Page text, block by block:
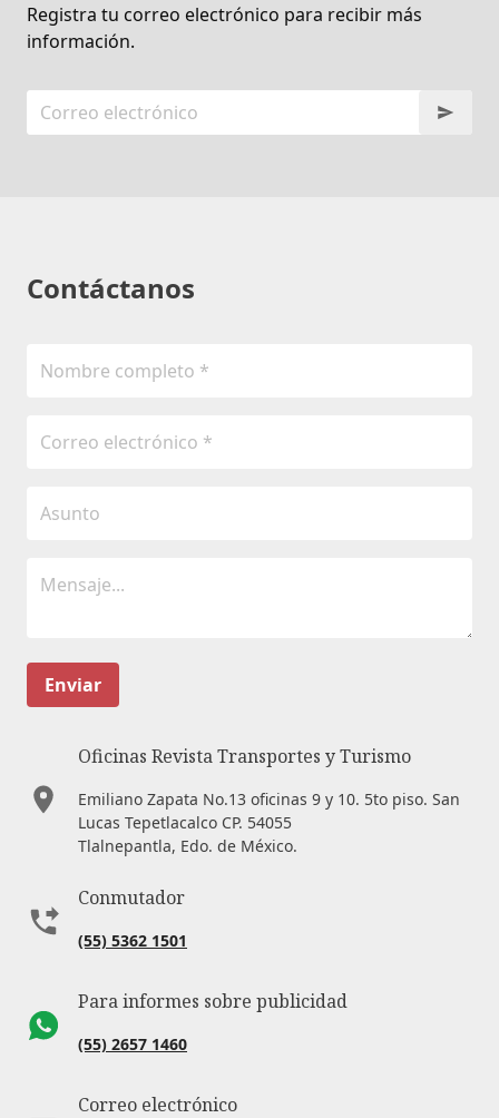
Registra tu correo electrónico para recibir más
información.
Contáctanos
Enviar
Oficinas Revista Transportes y Turismo
Emiliano Zapata No.13 oficinas 9 y 10. 5to piso. San
Lucas Tepetlacalco CP. 54055
Tlalnepantla, Edo. de México.
Conmutador
(55) 5362 1501
Para informes sobre publicidad
(55) 2657 1460
Correo electrónico